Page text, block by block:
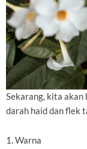
Sekarang, kita akan
darah haid dan flek
1. Warna